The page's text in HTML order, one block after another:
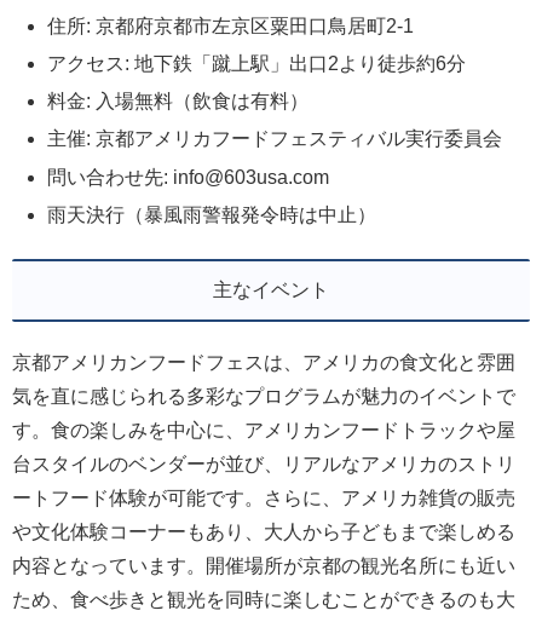
住所: 京都府京都市左京区粟田口鳥居町2-1
アクセス: 地下鉄「蹴上駅」出口2より徒歩約6分
料金: 入場無料（飲食は有料）
主催: 京都アメリカフードフェスティバル実行委員会
問い合わせ先: info@603usa.com
雨天決行（暴風雨警報発令時は中止）
主なイベント
京都アメリカンフードフェスは、アメリカの食文化と雰囲
気を直に感じられる多彩なプログラムが魅力のイベントで
す。食の楽しみを中心に、アメリカンフードトラックや屋
台スタイルのベンダーが並び、リアルなアメリカのストリ
ートフード体験が可能です。さらに、アメリカ雑貨の販売
や文化体験コーナーもあり、大人から子どもまで楽しめる
内容となっています。開催場所が京都の観光名所にも近い
ため、食べ歩きと観光を同時に楽しむことができるのも大